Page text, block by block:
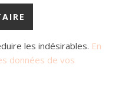
les indésirables. En
données de vos